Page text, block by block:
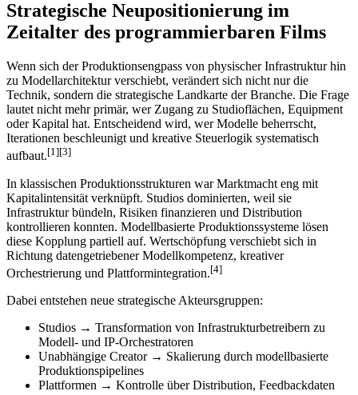
Strategische Neupositionierung im
Zeitalter des programmierbaren Films
Wenn sich der Produktionsengpass von physischer Infrastruktur hin
zu Modellarchitektur verschiebt, verändert sich nicht nur die
Technik, sondern die strategische Landkarte der Branche. Die Frage
lautet nicht mehr primär, wer Zugang zu Studioflächen, Equipment
oder Kapital hat. Entscheidend wird, wer Modelle beherrscht,
Iterationen beschleunigt und kreative Steuerlogik systematisch
aufbaut.[1][3]
In klassischen Produktionsstrukturen war Marktmacht eng mit
Kapitalintensität verknüpft. Studios dominierten, weil sie
Infrastruktur bündeln, Risiken finanzieren und Distribution
kontrollieren konnten. Modellbasierte Produktionssysteme lösen
diese Kopplung partiell auf. Wertschöpfung verschiebt sich in
Richtung datengetriebener Modellkompetenz, kreativer
Orchestrierung und Plattformintegration.[4]
Dabei entstehen neue strategische Akteursgruppen:
Studios → Transformation von Infrastrukturbetreibern zu
Modell- und IP-Orchestratoren
Unabhängige Creator → Skalierung durch modellbasierte
Produktionspipelines
Plattformen → Kontrolle über Distribution, Feedbackdaten